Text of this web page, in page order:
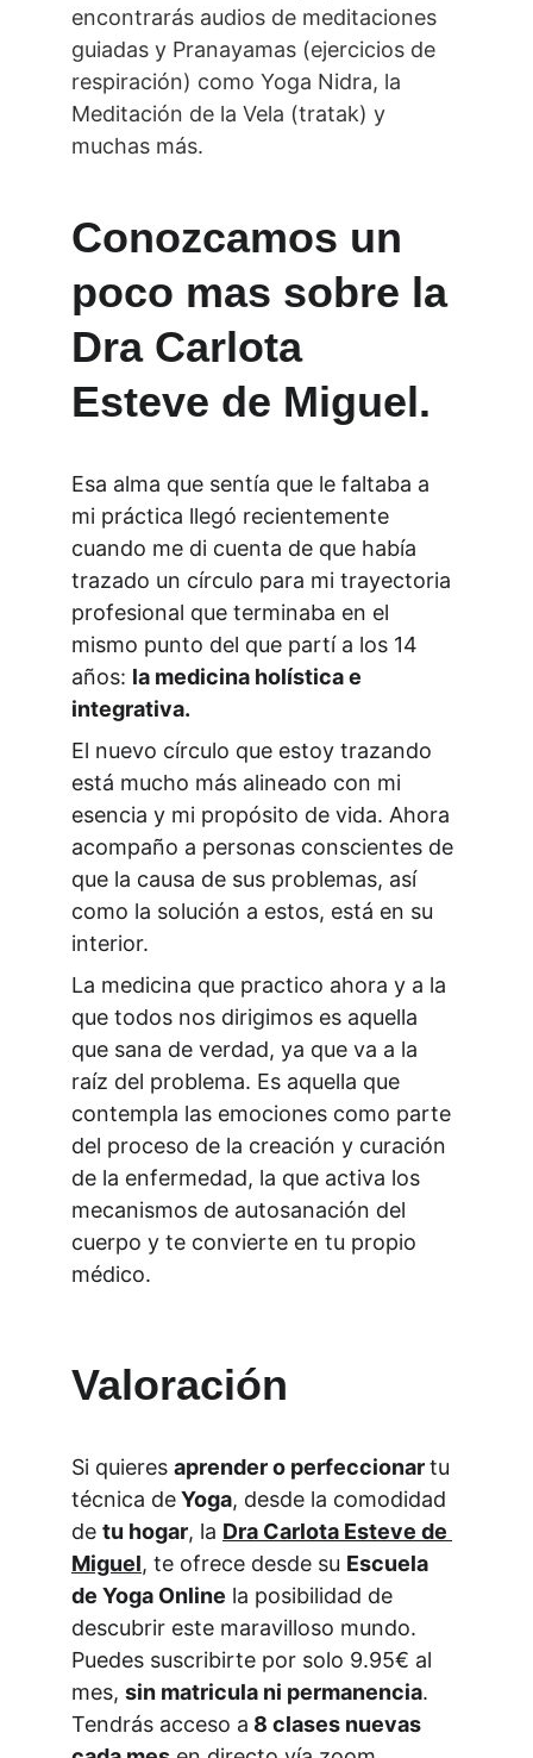
encontrarás audios de meditaciones
guiadas y Pranayamas (ejercicios de
respiración) como Yoga Nidra, la
Meditación de la Vela (tratak) y
muchas más.
Conozcamos un
poco mas sobre la
Dra Carlota
Esteve de Miguel.
Esa alma que sentía que le faltaba a
mi práctica llegó recientemente
cuando me di cuenta de que había
trazado un círculo para mi trayectoria
profesional que terminaba en el
mismo punto del que partí a los 14
años: la medicina holística e
integrativa.
El nuevo círculo que estoy trazando
está mucho más alineado con mi
esencia y mi propósito de vida. Ahora
acompaño a personas conscientes de
que la causa de sus problemas, así
como la solución a estos, está en su
interior.
La medicina que practico ahora y a la
que todos nos dirigimos es aquella
que sana de verdad, ya que va a la
raíz del problema. Es aquella que
contempla las emociones como parte
del proceso de la creación y curación
de la enfermedad, la que activa los
mecanismos de autosanación del
cuerpo y te convierte en tu propio
médico.
Valoración
Si quieres aprender o perfeccionar tu
técnica de Yoga, desde la comodidad
de tu hogar, la Dra Carlota Esteve de
Miguel, te ofrece desde su Escuela
de Yoga Online la posibilidad de
descubrir este maravilloso mundo.
Puedes suscribirte por solo 9.95€ al
mes, sin matricula ni permanencia.
Tendrás acceso a 8 clases nuevas